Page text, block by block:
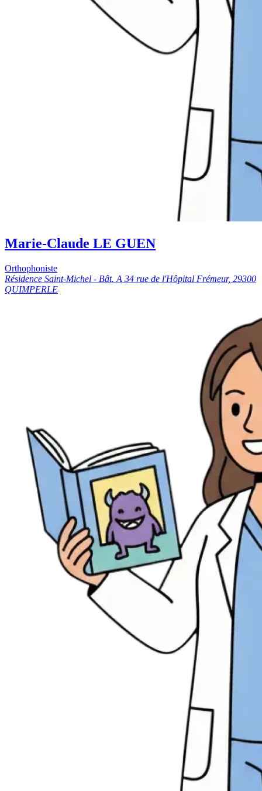
Marie-Claude LE GUEN
Orthophoniste
Résidence Saint-Michel - Bât. A 34 rue de l'Hôpital Frémeur, 29300
QUIMPERLE